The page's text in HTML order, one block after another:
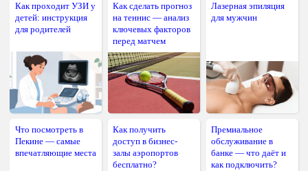
Как проходит УЗИ у
детей: инструкция
для родителей
Как сделать прогноз
на теннис — анализ
ключевых факторов
перед матчем
Лазерная эпиляция
для мужчин
Что посмотреть в
Пекине — самые
впечатляющие места
Как получить
доступ в бизнес-
залы аэропортов
бесплатно?
Премиальное
обслуживание в
банке — что даёт и
как подключить?